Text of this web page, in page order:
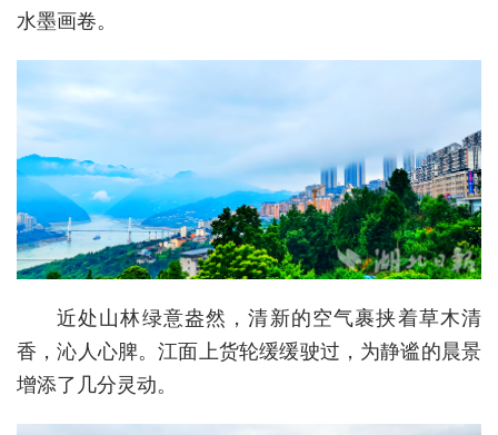
城建
健康
悠游
相亲
汽车
消费
创意
水墨画卷。
近处山林绿意盎然，清新的空气裹挟着草木清
香，沁人心脾。江面上货轮缓缓驶过，为静谧的晨景
增添了几分灵动。